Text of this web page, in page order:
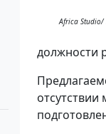
Africa Studio/
должности